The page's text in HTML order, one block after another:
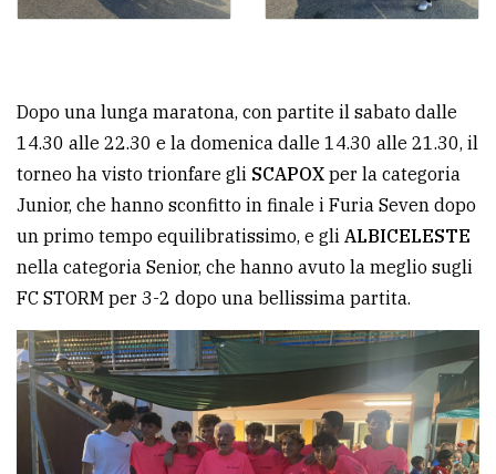
Dopo una lunga maratona, con partite il sabato dalle
14.30 alle 22.30 e la domenica dalle 14.30 alle 21.30, il
torneo ha visto trionfare gli SCAPOX per la categoria
Junior, che hanno sconfitto in finale i Furia Seven dopo
un primo tempo equilibratissimo, e gli ALBICELESTE
nella categoria Senior, che hanno avuto la meglio sugli
FC STORM per 3-2 dopo una bellissima partita.